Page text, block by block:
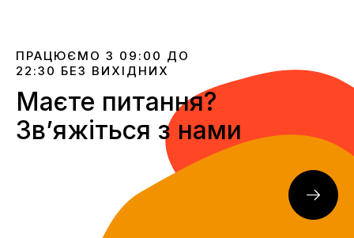
ПРАЦЮЄМО З 09:00 ДО
22:30 БЕЗ ВИХІДНИХ
Маєте питання?
Звʼяжіться з нами